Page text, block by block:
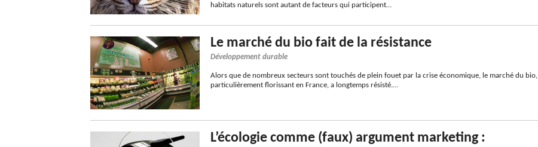
habitats naturels sont autant de facteurs qui participent…
Le marché du bio fait de la résistance
Développement durable
Alors que de nombreux secteurs sont touchés de plein fouet par la crise économique, le marché du bio,
particulièrement florissant en France, a longtemps résisté.…
L’écologie comme (faux) argument marketing :